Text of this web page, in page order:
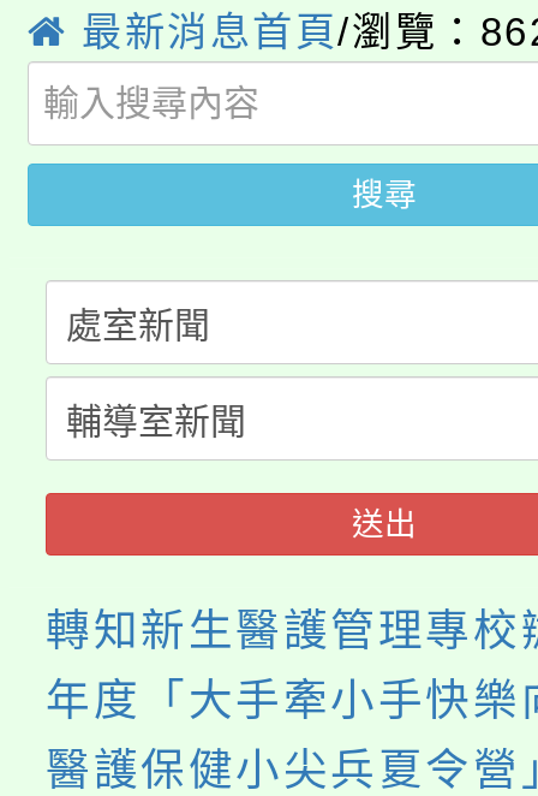
局官網。
8月14至27日，桃園電
開!
115年桃園市運動會8/
田徑場及游泳池舉行。
桃園市低收入戶享有免
視費優惠，中低收入戶
半價優惠，詳情可洽有
者。
大園自造教育及科技中
份教師增能研習
大溪自造教育及科技中
份教師研習
淨零綠生活教案入校路
會
115年食農教育專業人
程
最新消息首頁/瀏覽：
搜尋
送出
轉知新生醫護管理專
年度「大手牽小手快樂
醫護保健小尖兵夏令營